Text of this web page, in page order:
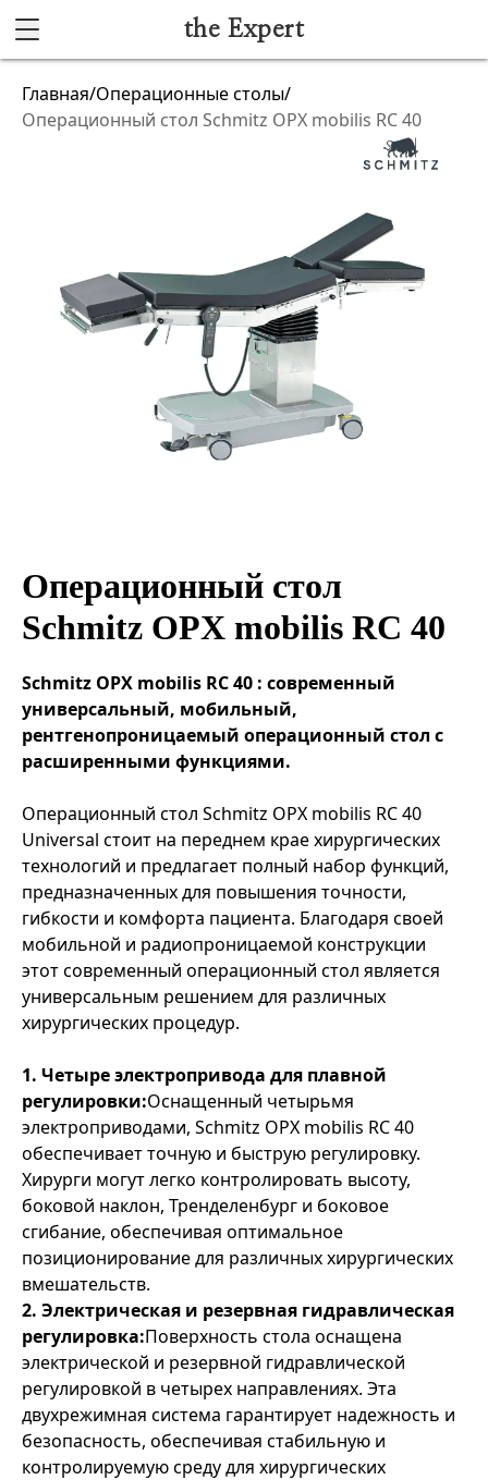
the Expert
Акушерство и гинекология
Лучевая диагностика
Ультразвуковая диагностика
Офтальмологическое оборудование
Хирургическое оборудование
Главная/Операционные столы/
Операционный стол Schmitz OPX mobilis RС 40
Операционный стол
Schmitz OPX mobilis RС 40
Schmitz OPX mobilis RC 40 : современный
универсальный, мобильный,
рентгенопроницаемый операционный стол с
расширенными функциями.
Операционный стол Schmitz OPX mobilis RC 40
Universal стоит на переднем крае хирургических
технологий и предлагает полный набор функций,
предназначенных для повышения точности,
гибкости и комфорта пациента. Благодаря своей
мобильной и радиопроницаемой конструкции
этот современный операционный стол является
универсальным решением для различных
хирургических процедур.
1. Четыре электропривода для плавной
регулировки:Оснащенный четырьмя
электроприводами, Schmitz OPX mobilis RC 40
обеспечивает точную и быструю регулировку.
Хирурги могут легко контролировать высоту,
боковой наклон, Тренделенбург и боковое
сгибание, обеспечивая оптимальное
позиционирование для различных хирургических
вмешательств.
2. Электрическая и резервная гидравлическая
регулировка:Поверхность стола оснащена
электрической и резервной гидравлической
регулировкой в четырех направлениях. Эта
двухрежимная система гарантирует надежность и
безопасность, обеспечивая стабильную и
контролируемую среду для хирургических